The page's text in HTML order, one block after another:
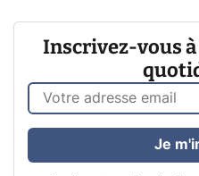
Inscrivez-vous
Je